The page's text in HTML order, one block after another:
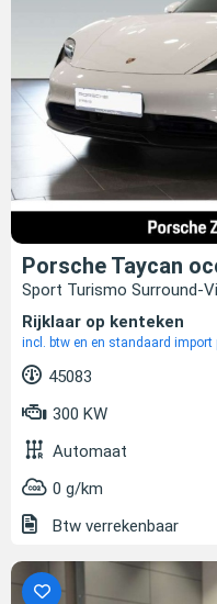
Porsche Taycan
Sport Turismo Surround-
Rijklaar op kenteken
incl. btw en en standaard import
45083
300 KW
Automaat
0 g/km
Btw verrekenbaar